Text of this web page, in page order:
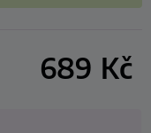
689 Kč